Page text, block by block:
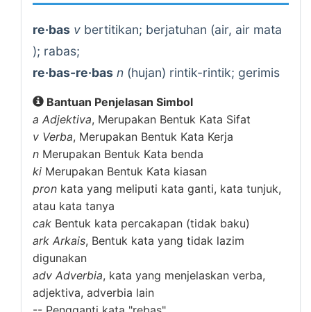
re·bas v bertitikan; berjatuhan (air, air mata
); rabas;
re·bas-re·bas n (hujan) rintik-rintik; gerimis
Bantuan Penjelasan Simbol
a Adjektiva, Merupakan Bentuk Kata Sifat
v Verba, Merupakan Bentuk Kata Kerja
n Merupakan Bentuk Kata benda
ki Merupakan Bentuk Kata kiasan
pron kata yang meliputi kata ganti, kata tunjuk,
atau kata tanya
cak Bentuk kata percakapan (tidak baku)
ark Arkais, Bentuk kata yang tidak lazim
digunakan
adv Adverbia, kata yang menjelaskan verba,
adjektiva, adverbia lain